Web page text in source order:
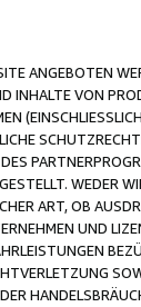
ANGEBOTEN
INHALTE VON
WEDER
ART, OB
UND